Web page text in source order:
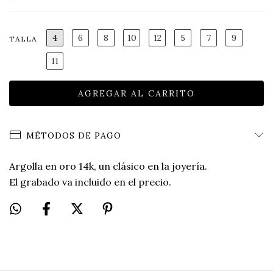
TALLA 4 6 8 10 12 5 7 9
11
MÉTODOS DE PAGO
Argolla en oro 14k, un clásico en la joyería.
El grabado va incluido en el precio.